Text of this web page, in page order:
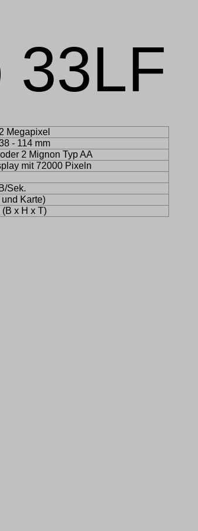
33LF
Megapixel
- 114 mm
2 Mignon Typ AA
mit 72000 Pixeln
Sek.
Karte)
(B x H x T)